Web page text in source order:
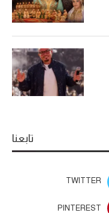
تابعنا
TWITTER
PINTEREST